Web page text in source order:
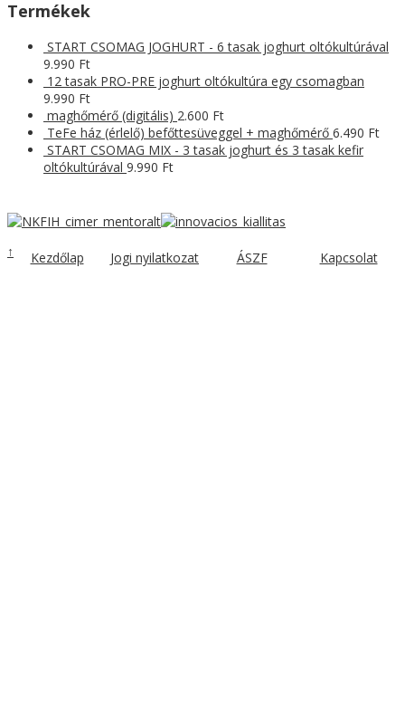
Termékek
START CSOMAG JOGHURT - 6 tasak joghurt oltókultúrával
9.990 Ft
12 tasak PRO-PRE joghurt oltókultúra egy csomagban
9.990 Ft
maghőmérő (digitális) 2.600 Ft
TeFe ház (érlelő) befőttesüveggel + maghőmérő 6.490 Ft
START CSOMAG MIX - 3 tasak joghurt és 3 tasak kefir
oltókultúrával 9.990 Ft
↑ Kezdőlap Jogi nyilatkozat ÁSZF Kapcsolat